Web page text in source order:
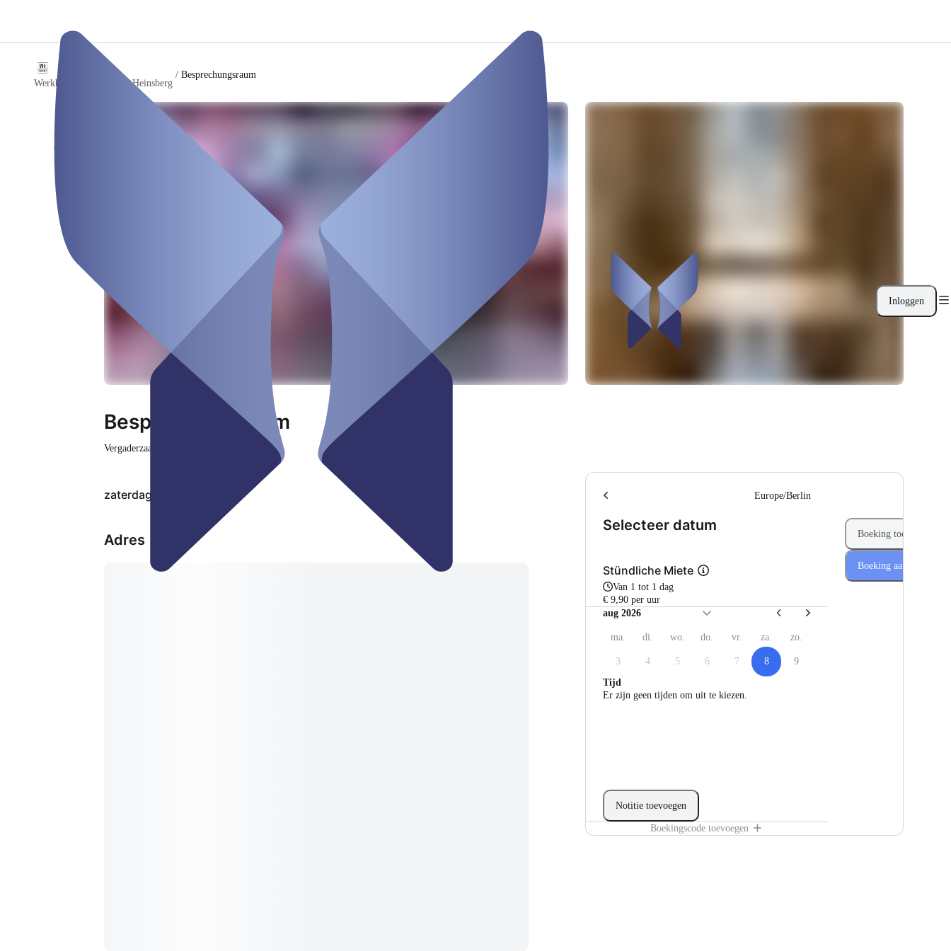
Inloggen
Werkbank – Coworking Heinsberg
/ Besprechungsraum
Besprechungsraum
Vergaderzaal
zaterdag, 08 aug
Adres
Selecteer datum
Europe/Berlin
Stündliche Miete
Van 1 tot 1 dag
€ 9,90 per uur
aug 2026
ma. di. wo. do. vr. za. zo.
3 4 5 6 7 8
9
Tijd
Er zijn geen tijden om uit te kiezen.
Notitie toevoegen
Boekingscode toevoegen
Boeking toevoegen
Boeking aanvragen